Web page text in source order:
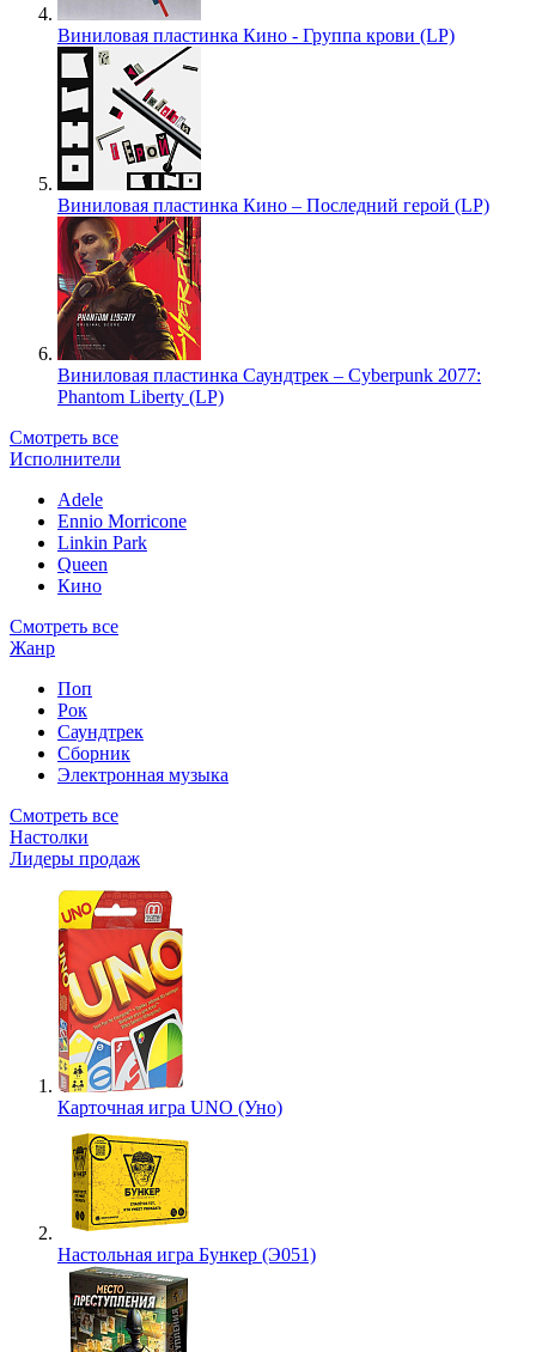
Виниловая пластинка Кино - Группа крови (LP)
Виниловая пластинка Кино – Последний герой (LP)
Виниловая пластинка Саундтрек – Cyberpunk 2077:
Phantom Liberty (LP)
Смотреть все
Исполнители
Adele
Ennio Morricone
Linkin Park
Queen
Кино
Смотреть все
Жанр
Поп
Рок
Саундтрек
Сборник
Электронная музыка
Смотреть все
Настолки
Лидеры продаж
Карточная игра UNO (Уно)
Настольная игра Бункер (Э051)